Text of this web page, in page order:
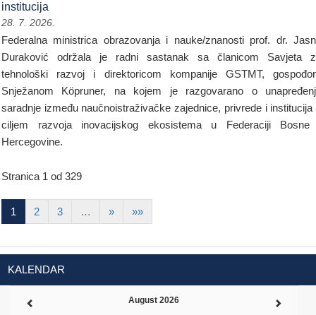
institucija
28. 7. 2026.
Federalna ministrica obrazovanja i nauke/znanosti prof. dr.
Duraković održala je radni sastanak sa članicom Savjeta
tehnološki razvoj i direktoricom kompanije GSTMT,
Snježanom Köpruner, na kojem je razgovarano o
saradnje između naučnoistraživačke zajednice, privrede i institucija
ciljem razvoja inovacijskog ekosistema u Federaciji
Hercegovine.
Stranica 1 od 329
1 2 3 … » »»
KALENDAR
August 2026